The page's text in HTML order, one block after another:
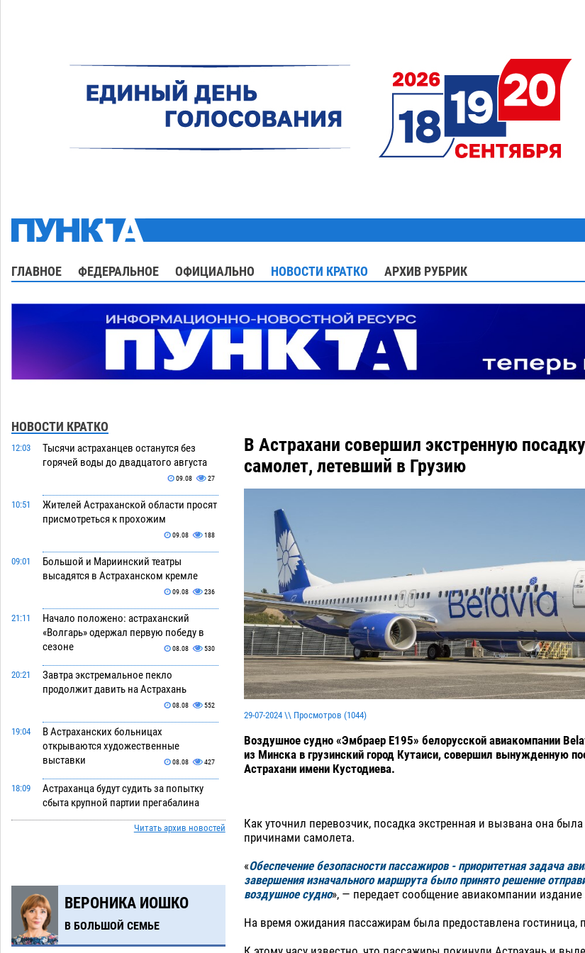
ГЛАВНОЕ ФЕДЕРАЛЬНОЕ ОФИЦИАЛЬНО НОВОСТИ КРАТКО АРХИВ РУБРИК
НОВОСТИ КРАТКО
12:03
Тысячи астраханцев останутся без
горячей воды до двадцатого августа
09.08 27
10:51
Жителей Астраханской области просят
присмотреться к прохожим
09.08 188
09:01
Большой и Мариинский театры
высадятся в Астраханском кремле
09.08 236
21:11
Начало положено: астраханский
«Волгарь» одержал первую победу в
сезоне
08.08 530
20:21
Завтра экстремальное пекло
продолжит давить на Астрахань
08.08 552
19:04
В Астраханских больницах
открываются художественные
выставки
08.08 427
18:09
Астраханца будут судить за попытку
сбыта крупной партии прегабалина
08.08 513
15:32
Ветеран из Астрахани отметил
столетний юбилей
14:19
Погибший на Донбассе волонтер из
Читать архив новостей
ВЕРОНИКА ИОШКО
В БОЛЬШОЙ СЕМЬЕ
В Астрахани совершил экстренную
самолет, летевший в Грузию
29-07-2024 \\ Просмотров (1044)
Воздушное судно «Эмбраер E195» белорусской авиакомпании
из Минска в грузинский город Кутаиси, совершил вынужденную
Астрахани имени Кустодиева.
Как уточнил перевозчик, посадка экстренная и вызвана она
причинами самолета.
«Обеспечение безопасности пассажиров - приоритетная задача
завершения изначального маршрута было принято решение
воздушное судно», — передает сообщение авиакомпании издание
На время ожидания пассажирам была предоставлена гостиница,